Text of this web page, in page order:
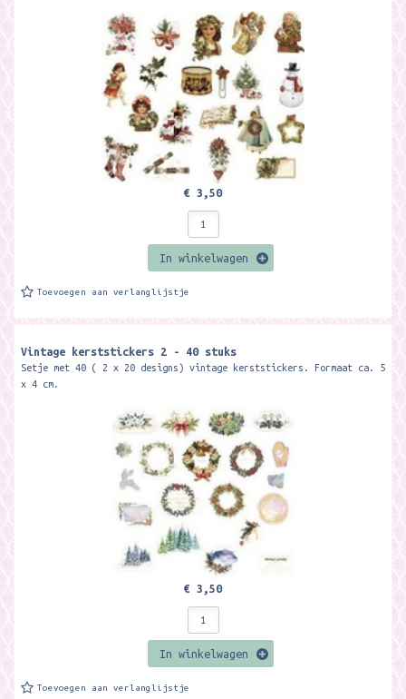
€ 3,50
In winkelwagen
Toevoegen aan verlanglijstje
Vintage kerststickers 2 - 40 stuks
Setje met 40 ( 2 x 20 designs) vintage kerststickers. Formaat ca. 5
x 4 cm.
€ 3,50
In winkelwagen
Toevoegen aan verlanglijstje